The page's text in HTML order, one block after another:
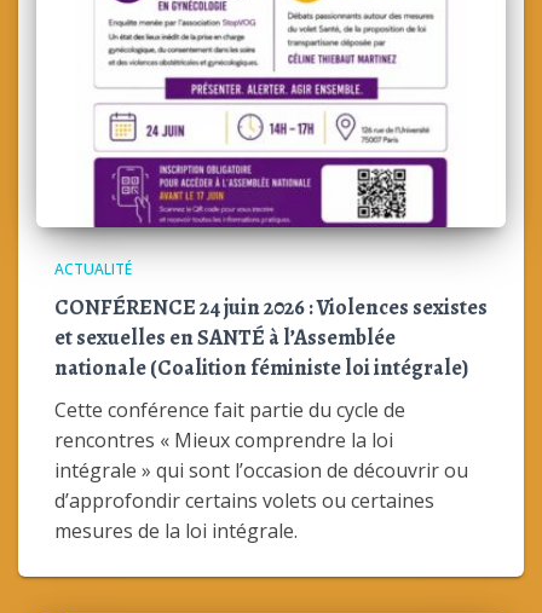
ACTUALITÉ
CONFÉRENCE 24 juin 2026 : Violences sexistes
et sexuelles en SANTÉ à l’Assemblée
nationale (Coalition féministe loi intégrale)
Cette conférence fait partie du cycle de
rencontres « Mieux comprendre la loi
intégrale » qui sont l’occasion de découvrir ou
d’approfondir certains volets ou certaines
mesures de la loi intégrale.